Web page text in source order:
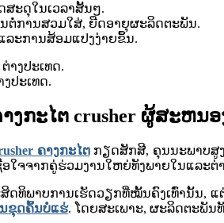
ະດຸໃນເວລາສັ້ນໆ.
ຕໍ່ການສວມໃສ່, ຍືດອາຍຸຜະລິດຕະພັນ.
ລະການສ້ອມແປງງ່າຍຂຶ້ນ.
ປະ​ເທດ.
ງກະໄຕ crusher ຜູ້ສະຫນອ
ຄາງກະໄຕກຽດສັກສີ, ຄຸນນະພາບສູ
ອ​ໃຈ​ຈາກ​ຄູ່​ຮ່ວມ​ງານ​ໃຫຍ່​ທັງ​ພາຍ​ໃນ​ແລະ​ຕ່
ທິພາບການເຮັດວຽກທີ່ໝັ້ນຄົງເທົ່ານັ້ນ,
ຂຸດ​ຄົ້ນ​ບໍ່​ແຮ່​. ໂດຍສະເພາະ, ຜະລິດຕະພັ